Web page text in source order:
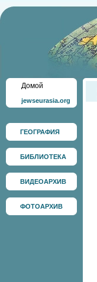
Домой
jewseurasia.org
ГЕОГРАФИЯ
БИБЛИОТЕКА
ВИДЕОАРХИВ
ФОТОАРХИВ